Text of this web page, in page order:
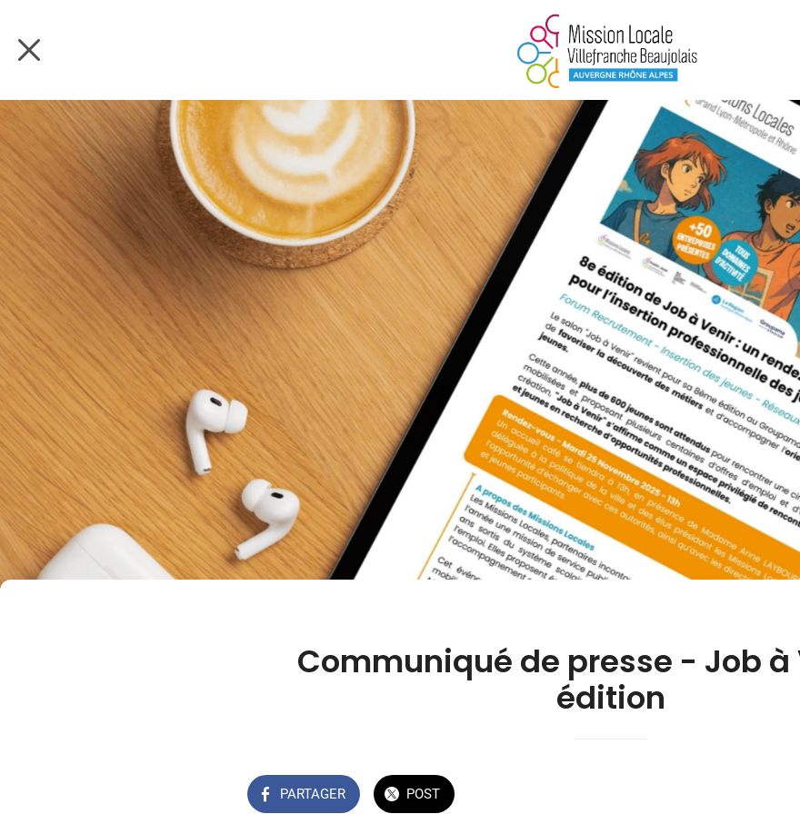
Communiqué de presse - Job à
édition
PARTAGER POST